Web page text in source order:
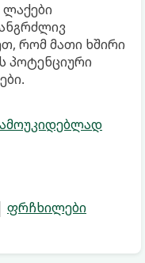
რომ მათი ხშირი
პოტენციური
ფრჩხილები